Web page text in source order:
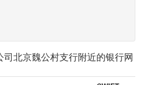
北京魏公村支行附近的银行网